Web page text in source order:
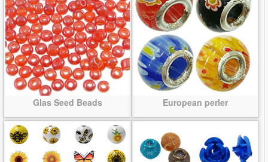
Glas Seed Beads European perler